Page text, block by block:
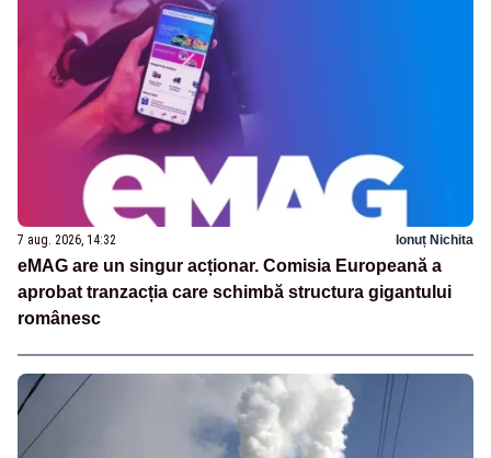
7 aug. 2026, 14:32 Ionuț Nichita
eMAG are un singur acționar. Comisia Europeană a
aprobat tranzacția care schimbă structura gigantului
românesc